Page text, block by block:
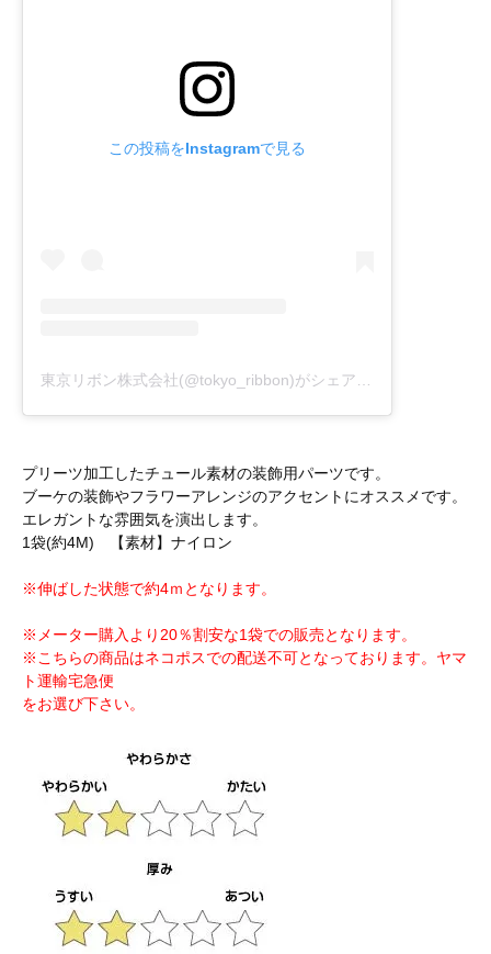
この投稿をInstagramで見る
プリーツ加工したチュール素材の装飾用パーツです。
ブーケの装飾やフラワーアレンジのアクセントにオススメです。
エレガントな雰囲気を演出します。
1袋(約4M) 【素材】ナイロン
※伸ばした状態で約4ｍとなります。
※メーター購入より20％割安な1袋での販売となります。
※こちらの商品はネコポスでの配送不可となっております。ヤマ
ト運輸宅急便
をお選び下さい。